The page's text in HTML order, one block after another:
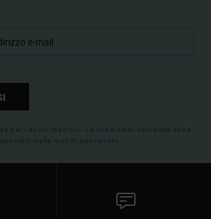
per i nuovi membri - Le condizioni complete sono
nella mail di benvenuto